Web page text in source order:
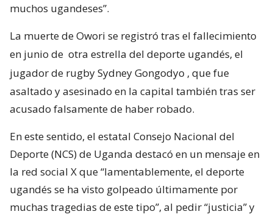
muchos ugandeses”.
La muerte de Owori se registró tras el fallecimiento
en junio de otra estrella del deporte ugandés, el
jugador de rugby Sydney Gongodyo , que fue
asaltado y asesinado en la capital también tras ser
acusado falsamente de haber robado.
En este sentido, el estatal Consejo Nacional del
Deporte (NCS) de Uganda destacó en un mensaje en
la red social X que “lamentablemente, el deporte
ugandés se ha visto golpeado últimamente por
muchas tragedias de este tipo”, al pedir “justicia” y